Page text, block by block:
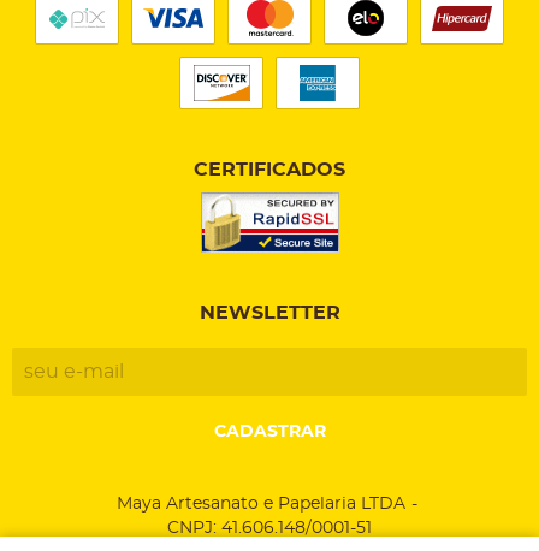
CERTIFICADOS
NEWSLETTER
CADASTRAR
Maya Artesanato e Papelaria LTDA
CNPJ: 41.606.148/0001-51